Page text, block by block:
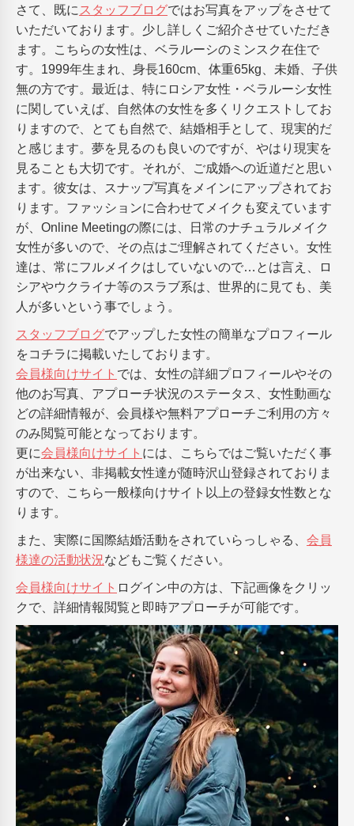
さて、既に スタッフブログではお写真をアップをさせて
いただいております。少し詳しくご紹介させていただき
ます。こちらの女性は、ベラルーシのミンスク在住で
す。1999年生まれ、身長160cm、体重65kg、未婚、子供
無の方です。最近は、特にロシア女性・ベラルーシ女性
に関していえば、自然体の女性を多くリクエストしてお
りますので、とても自然で、結婚相手として、現実的だ
と感じます。夢を見るのも良いのですが、やはり現実を
見ることも大切です。それが、ご成婚への近道だと思い
ます。彼女は、スナップ写真をメインにアップされてお
ります。ファッションに合わせてメイクも変えています
が、Online Meetingの際には、日常のナチュラルメイク
女性が多いので、その点はご理解されてください。女性
達は、常にフルメイクはしていないので…とは言え、ロ
シアやウクライナ等のスラブ系は、世界的に見ても、美
人が多いという事でしょう。
スタッフブログでアップした女性の簡単なプロフィール
をコチラに掲載いたしております。
会員様向けサイト では、女性の詳細プロフィールやその
他のお写真、アプローチ状況のステータス、女性動画な
どの詳細情報が、会員様や無料アプローチご利用の方々
のみ閲覧可能となっております。
更に会員様向けサイト には、こちらではご覧いただく事
が出来ない、非掲載女性達が随時沢山登録されておりま
すので、こちら一般様向けサイト以上の登録女性数とな
ります。
また、実際に国際結婚活動をされていらっしゃる、 会員
様達の活動状況などもご覧ください。
会員様向けサイト ログイン中の方は、下記画像をクリッ
クで、詳細情報閲覧と即時アプローチが可能です。